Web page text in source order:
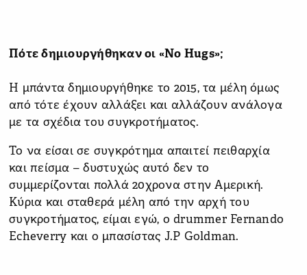
Πότε δημιουργήθηκαν οι «No Hugs»;
Η μπάντα δημιουργήθηκε το 2015, τα μέλη όμως
από τότε έχουν αλλάξει και αλλάζουν ανάλογα
με τα σχέδια του συγκροτήματος.
Το να είσαι σε συγκρότημα απαιτεί πειθαρχία
και πείσμα – δυστυχώς αυτό δεν το
συμμερίζονται πολλά 20χρονα στην Αμερική.
Κύρια και σταθερά μέλη από την αρχή του
συγκροτήματος, είμαι εγώ, ο drummer Fernando
Echeverry και ο μπασίστας J.P Goldman.